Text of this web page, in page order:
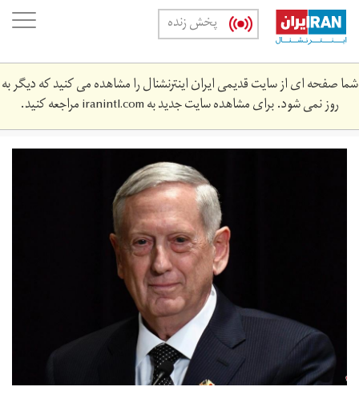
Skip
main
content
پخش زنده
شما صفحه ای از سایت قدیمی ایران اینترنشنال را مشاهده می کنید که دیگر به
روز نمی شود. برای مشاهده سایت جدید بهiranintl.comمراجعه کنید.
228195_255.jpg